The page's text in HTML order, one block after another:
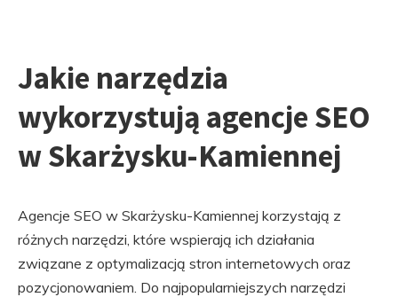
Jakie narzędzia
wykorzystują agencje SEO
w Skarżysku-Kamiennej
Agencje SEO w Skarżysku-Kamiennej korzystają z
różnych narzędzi, które wspierają ich działania
związane z optymalizacją stron internetowych oraz
pozycjonowaniem. Do najpopularniejszych narzędzi